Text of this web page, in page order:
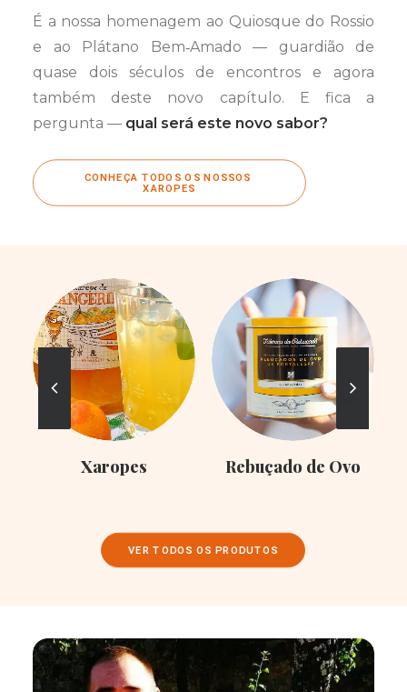
É a nossa homenagem ao Quiosque do Rossio
e ao Plátano Bem‑Amado — guardião de
quase dois séculos de encontros e agora
também deste novo capítulo. E fica a
pergunta — qual será este novo sabor?
CONHEÇA TODOS OS NOSSOS
XAROPES
Xaropes Rebuçado de Ovo
VER TODOS OS PRODUTOS